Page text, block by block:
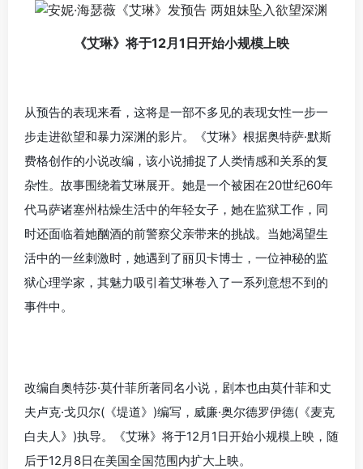
《艾琳》将于12月1日开始小规模上映
从预告的表现来看，这将是一部不多见的表现女性一步一
步走进欲望和暴力深渊的影片。《艾琳》根据奥特萨·默斯
费格创作的小说改编，该小说捕捉了人类情感和关系的复
杂性。故事围绕着艾琳展开。她是一个被困在20世纪60年
代马萨诸塞州枯燥生活中的年轻女子，她在监狱工作，同
时还面临着她酗酒的前警察父亲带来的挑战。当她渴望生
活中的一丝刺激时，她遇到了丽贝卡博士，一位神秘的监
狱心理学家，其魅力吸引着艾琳卷入了一系列意想不到的
事件中。
改编自奥特莎·莫什菲所著同名小说，剧本也由莫什菲和丈
夫卢克·戈贝尔(《堤道》)编写，威廉·奥尔德罗伊德(《麦克
白夫人》)执导。《艾琳》将于12月1日开始小规模上映，随
后于12月8日在美国全国范围内扩大上映。